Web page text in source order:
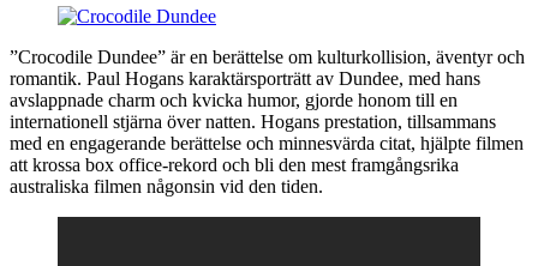
”Crocodile Dundee” är en berättelse om kulturkollision, äventyr och
romantik. Paul Hogans karaktärsporträtt av Dundee, med hans
avslappnade charm och kvicka humor, gjorde honom till en
internationell stjärna över natten. Hogans prestation, tillsammans
med en engagerande berättelse och minnesvärda citat, hjälpte filmen
att krossa box office-rekord och bli den mest framgångsrika
australiska filmen någonsin vid den tiden.